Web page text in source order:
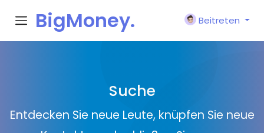
BigMoney.
Beitreten
Suche
Entdecken Sie neue Leute, knüpfen Sie neue